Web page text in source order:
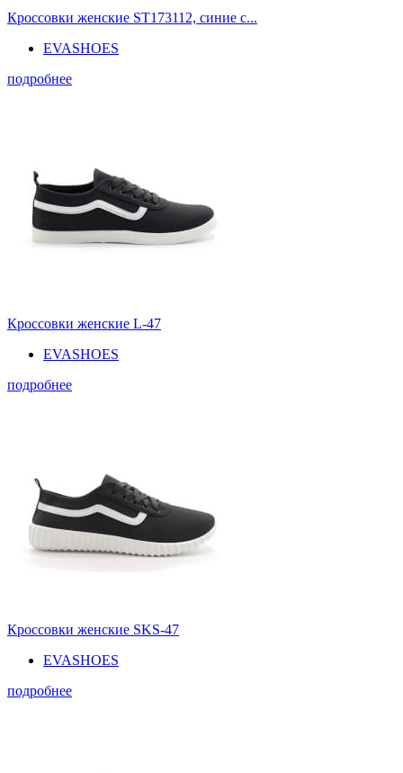
Кроссовки женские ST173112, синие с...
EVASHOES
подробнее
Кроссовки женские L-47
EVASHOES
подробнее
Кроссовки женские SKS-47
EVASHOES
подробнее